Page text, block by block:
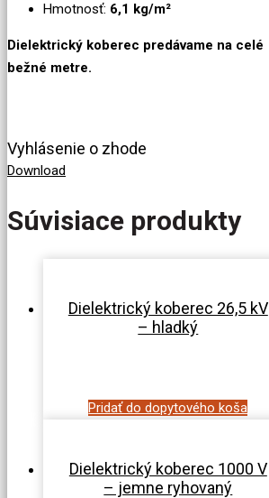
Hmotnosť: 6,1 kg/m²
Dielektrický koberec predávame na celé
bežné metre.
Vyhlásenie o zhode
Download
Súvisiace produkty
Dielektrický koberec 26,5 kV
– hladký
Pridať do dopytového koša
Dielektrický koberec 1000 V
– jemne ryhovaný